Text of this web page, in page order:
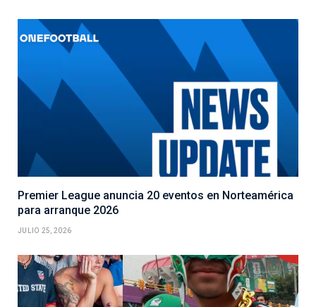
Premier League anuncia 20 eventos en Norteamérica
para arranque 2026
JULIO 25, 2026